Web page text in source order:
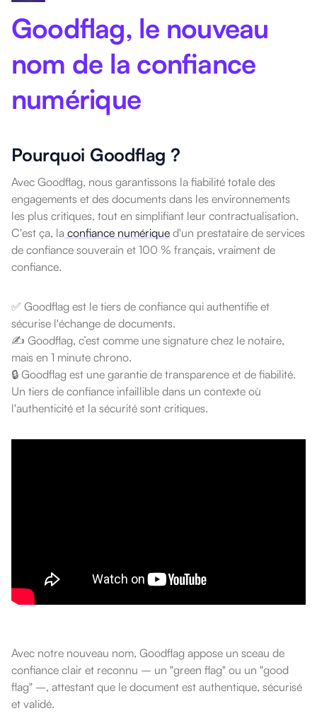
Goodflag, le nouveau
nom de la confiance
numérique
Pourquoi Goodflag ?
Avec Goodflag, nous garantissons la fiabilité totale des
engagements et des documents dans les environnements
les plus critiques, tout en simplifiant leur contractualisation.
C'est ça, la confiance numérique d'un prestataire de services
de confiance souverain et 100 % français, vraiment de
confiance.
✅ Goodflag est le tiers de confiance qui authentifie et
sécurise l'échange de documents.
✍️ Goodflag, c’est comme une signature chez le notaire,
mais en 1 minute chrono.
🔒 Goodflag est une garantie de transparence et de fiabilité.
Un tiers de confiance infaillible dans un contexte où
l'authenticité et la sécurité sont critiques.
Avec notre nouveau nom, Goodflag appose un sceau de
confiance clair et reconnu – un "green flag" ou un "good
flag" –, attestant que le document est authentique, sécurisé
et validé.